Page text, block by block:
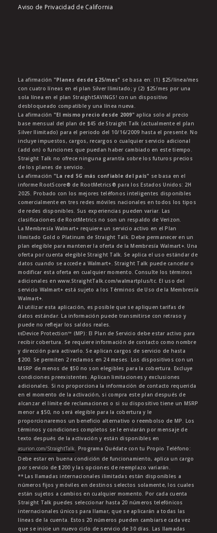
Aviso de Privacidad de California
La afirmación "Planes desde $25/mes" se basa en: (1) $25/línea/mes
con cuatro líneas en el plan Silver Ilimitado; y (2) $25/mes por una
sola línea en el plan StraightSAVINGS! con un dispositivo
desbloqueado compatible y una línea nueva.
La afirmación "El mismo precio desde 2009" aplica solo al precio
base mensual del plan de $45 de Straight Talk (actualmente el plan
Silver Ilimitado) para el periodo del 10/16/2009 hasta el presente. No
incluye impuestos, cargos, recargos o cualquier servicio adicional
(add on) o funciones que puedan haber cambiado en este tiempo.
Straight Talk no ofrece ninguna garantía sobre los futuros precios
de los planes de servicio.
La afirmación "La red 5G más confiable del país" se basa en el
informe RootScore® de RootMetrics® para los Estados Unidos: 2H
2025. Probado con los mejores teléfonos inteligentes disponibles
comercialmente en tres redes móviles nacionales en todos los tipos
de redes disponibles. Sus experiencias pueden variar. Las
clasificaciones de RootMetrics no son un respaldo de Verizon.
La Membresía Walmart+ requiere un servicio activo en el Plan
Ilimitado Gold o Platinum de Straight Talk. Debe permanecer en un
plan elegible para mantener la oferta de la Membresía Walmart+. Una
oferta por cuenta elegible Straight Talk. Se aplica el uso estándar de
datos cuando se accede a Walmart+. Straight Talk puede cancelar o
modificar esta oferta en cualquier momento. Consulte los términos
adicionales en www.StraightTalk.com/walmartplus/tc. El uso del
servicio Walmart+ está sujeto a los Términos de Uso de la Membresía
Walmart+.
Al utilizar esta aplicación, es posible que se apliquen tarifas de
datos estándar. La información puede transmitirse con retraso y
puede no reflejar los saldos reales.
ŧŧDevice Protection™ (MP): El Plan de Servicio debe estar activo para
recibir cobertura. Se requiere información de contacto como nombre
y dirección para activarlo. Se aplican cargos de servicio de hasta
$200. Se permiten 2 reclamos en 24 meses. Los dispositivos con un
MSRP de menos de $50 no son elegibles para la cobertura. Excluye
condiciones preexistentes. Aplican limitaciones y exclusiones
adicionales. Si no proporciona la información de contacto requerida
en el momento de la activación, si compra este plan después de
alcanzar el límite de reclamaciones o si su dispositivo tiene un MSRP
menor a $50, no será elegible para la cobertura y le
proporcionaremos un beneficio alternativo o reembolso de MP. Los
términos y condiciones completos se le enviarán por mensaje de
texto después de la activación y están disponibles en
asurion.com/StraightTalk. Programa Quédate con tu Propio Teléfono:
Debe estar en buena condición de funcionamiento, aplica un cargo
por servicio de $200 y las opciones de reemplazo variarán.
** Las llamadas internacionales ilimitadas están disponibles a
números fijos y móviles en destinos selectos solamente, los cuales
están sujetos a cambios en cualquier momento. Por cada cuenta
Straight Talk puedes seleccionar hasta 20 números telefónicos
internacionales únicos para llamar, que se aplicarán a todas las
líneas de la cuenta. Estos 20 números pueden cambiarse cada vez
que se inicie un nuevo ciclo de servicio de 30 días. Las llamadas